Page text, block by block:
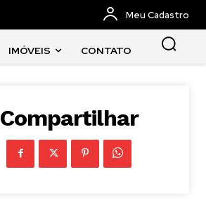
Meu Cadastro
IMÓVEIS CONTATO
Compartilhar